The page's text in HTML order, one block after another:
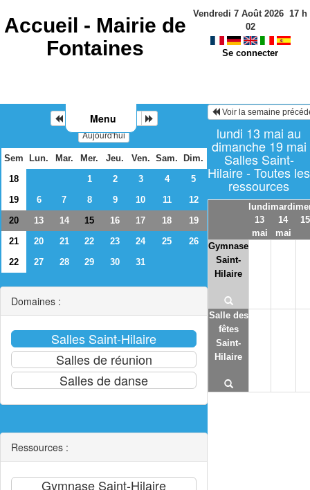
Accueil - Mairie de
Fontaines
Vendredi 7 Août 2026 17 h
02
Se connecter
Menu
Mai 2024
Aujourd'hui
Sem Lun. Mar. Mer. Jeu. Ven. Sam. Dim.
18
1 2 3 4
5
19
6 7 8 9 10 11
12
20
13 14 15 16 17 18
19
21
20 21 22 23 24 25
26
22
27 28 29 30 31
Domaines :
Ressources :
Voir la semaine
lundi 13 mai au
dimanche 19 mai
Salles Saint-
Hilaire - Toutes les
ressources
lundi
13
mai
mardi
14
mai
Gymnase
Saint-
Hilaire
Salle des
fêtes
Saint-
Hilaire